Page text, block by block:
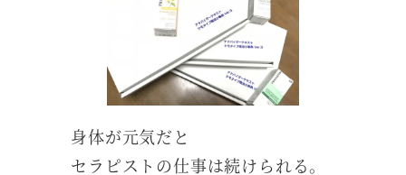
身体が元気だと
セラピストの仕事は続けられる。